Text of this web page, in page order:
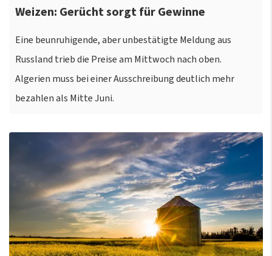
Weizen: Gerücht sorgt für Gewinne
Eine beunruhigende, aber unbestätigte Meldung aus
Russland trieb die Preise am Mittwoch nach oben.
Algerien muss bei einer Ausschreibung deutlich mehr
bezahlen als Mitte Juni.